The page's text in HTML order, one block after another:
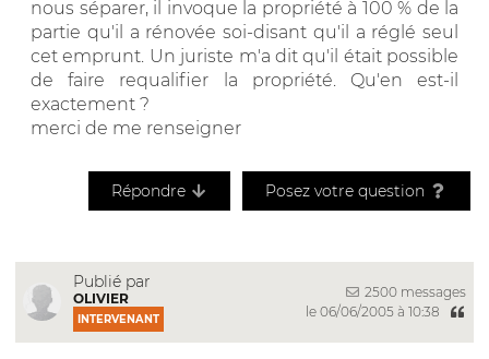
nous séparer, il invoque la propriété à 100 % de la
partie qu'il a rénovée soi-disant qu'il a réglé seul
cet emprunt. Un juriste m'a dit qu'il était possible
de faire requalifier la propriété. Qu'en est-il
exactement ?
merci de me renseigner
Répondre Posez votre question
Publié par
OLIVIER
INTERVENANT
2500 messages
le 06/06/2005 à 10:38